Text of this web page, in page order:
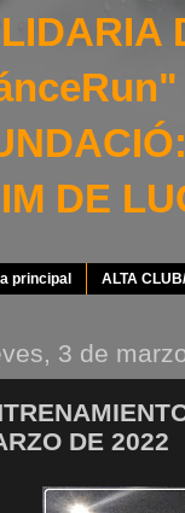
DE
principal ALTA
3 de
DE 2022